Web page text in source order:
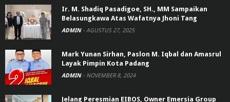
Ir. M. Shadiq Pasadigoe, SH., MM Sampaikan
Belasungkawa Atas Wafatnya Jhoni Tang
ADMIN - AGUSTUS 27, 2025
Mark Yunan Sirhan, Paslon M. Iqbal dan Amasrul
Layak Pimpin Kota Padang
ADMIN - NOVEMBER 8, 2024
Jelang Peresmian EIBOS, Owner Emersia Group